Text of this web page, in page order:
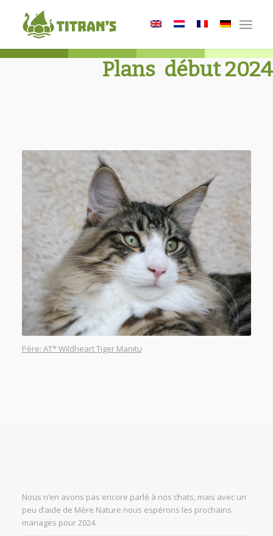
Plans début 2024
Père: AT* Wildheart Tiger Manitu
Nous n’en avons pas encore parlé à nos chats, mais avec un
peu d’aide de Mère Nature nous espérons les prochains
mariages pour 2024.